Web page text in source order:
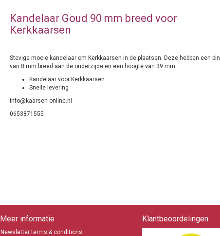
Kandelaar Goud 90 mm breed voor
Kerkkaarsen
Stevige mooie kandelaar om Kerkkaarsen in de plaatsen. Deze hebben een pin
van 8 mm breed aan de onderzijde en een hoogte van 39 mm.
Kandelaar voor Kerkkaarsen
Snelle levering
info@kaarsen-online.nl
0653871555
Meer informatie
Newsletter terms & conditions
Klantbeoordelingen